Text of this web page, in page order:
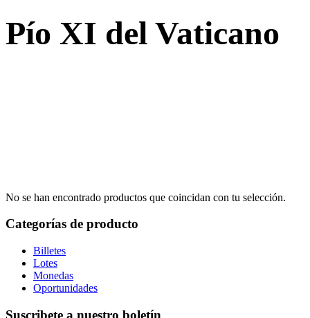
Pío XI del Vaticano
No se han encontrado productos que coincidan con tu selección.
Categorías de producto
Billetes
Lotes
Monedas
Oportunidades
Suscribete a nuestro boletín